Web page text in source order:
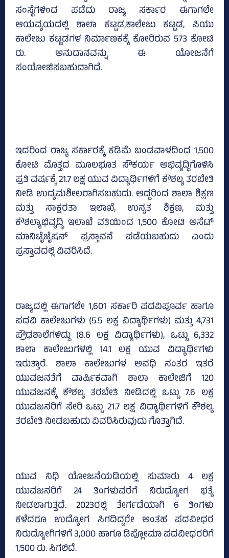
ಸಂಸ್ಥೆಗಳಿಂದ ಪಡೆದು ರಾಜ್ಯ ಸರ್ಕಾರ ಈಗಾಗಲೇ
ಆಯವ್ಯಯದಲ್ಲಿ ಶಾಲಾ ಕಟ್ಟಡ,ಕಾಲೇಜು ಕಟ್ಟಡ, ಪಿಯು
ಕಾಲೇಜು ಕಟ್ಟಡಗಳ ನಿರ್ಮಾಣಕಕ್ಕೆ ಕೋರಿರುವ 573 ಕೋಟಿ
ರು. ಅನುದಾನವನ್ನು ಈ ಯೋಜನೆಗೆ
ಸಂಯೋಜಿಸಬಹುದಾಗಿದೆ.
ಇದರಿಂದ ರಾಜ್ಯ ಸರ್ಕಾರಕ್ಕೆ ಕಡಿಮೆ ಬಂಡವಾಳದಿಂದ 1,500
ಕೋಟಿ ಮೊತ್ತದ ಮೂಲಭೂತ ಸೌಕರ್ಯ ಅಭಿವೃದ್ಧಿಗೊಳಿಸಿ
ಪ್ರತಿ ವರ್ಷಕ್ಕೆ 21.7 ಲಕ್ಷ ಯುವ ವಿದ್ಯಾರ್ಥಿಗಳಿಗೆ ಕೌಶಲ್ಯ ತರಬೇತಿ
ನೀಡಿ ಉದ್ಯಮಶೀಲರಾಗಿಸಬಹುದು. ಆದ್ದರಿಂದ ಶಾಲಾ ಶಿಕ್ಷಣ
ಮತ್ತು ಸಾಕ್ಷರತಾ ಇಲಾಖೆ, ಉನ್ನತ ಶಿಕ್ಷಣ, ಮತ್ತು
ಕೌಶಲ್ಯಾಭಿವೃದ್ಧಿ ಇಲಾಖೆ ವತಿಯಿಂದ 1,500 ಕೋಟಿ ಅಸೆಟ್‌
ಮಾನಿಟೈಜೈಷನ್‌ ಪ್ರಸ್ತಾವನೆ ಪಡೆಯಬಹುದು ಎಂದು
ಪ್ರಸ್ತಾವದಲ್ಲಿ ವಿವರಿಸಿದೆ.
ರಾಜ್ಯದಲ್ಲಿ ಈಗಾಗಲೇ 1,601 ಸರ್ಕಾರಿ ಪದವಿಪೂರ್ವ ಹಾಗೂ
ಪದವಿ ಕಾಲೇಜುಗಳು (5.5 ಲಕ್ಷ ವಿದ್ಯಾರ್ಥಿಗಳು) ಮತ್ತು 4,731
ಪ್ರೌಢಶಾಲೆಗಳಿದ್ದು (8.6 ಲಕ್ಷ ವಿದ್ಯಾರ್ಥಿಗಳು), ಒಟ್ಟು 6,332
ಶಾಲಾ ಕಾಲೇಜುಗಳಲ್ಲಿ 14.1 ಲಕ್ಷ ಯುವ ವಿದ್ಯಾರ್ಥಿಗಳು
ಇರುತ್ತಾರೆ. ಶಾಲಾ ಕಾಲೇಜುಗಳ ಅವಧಿ ನಂತರ ಇತರೆ
ಯುವಜನತೆಗೆ ವಾರ್ಷಿಕವಾಗಿ ಶಾಲಾ ಕಾಲೇಜಿಗೆ 120
ಯುವಜನಕ್ಕೆ ಕೌಶಲ್ಯ ತರಬೇತಿ ನೀಡಿದಲ್ಲಿ ಒಟ್ಟು 7.6 ಲಕ್ಷ
ಯುವಜನರಿಗೆ ಸೇರಿ ಒಟ್ಟು 21.7 ಲಕ್ಷ ವಿದ್ಯಾರ್ಥಿಗಳಿಗೆ ಕೌಶಲ್ಯ
ತರಬೇತಿ ನೀಡಬಹುದು ವಿವರಿಸಿರುವುದು ಗೊತ್ತಾಗಿದೆ.
ಯುವ ನಿಧಿ ಯೋಜನೆಯಡಿಯಲ್ಲಿ ಸುಮಾರು 4 ಲಕ್ಷ
ಯುವಜನರಿಗೆ 24 ತಿಂಗಳುವರೆಗೆ ನಿರುದ್ಯೋಗ ಭತ್ಯೆ
ನೀಡಲಾಗುತ್ತದೆ. 2023ರಲ್ಲಿ ತೇರ್ಗಡೆಯಾಗಿ 6 ತಿಂಗಳು
ಕಳೆದರೂ ಉದ್ಯೋಗ ಸಿಗದಿದ್ದರೇ ಅಂತಹ ಪದವೀಧರ
ನಿರುದ್ಯೋಗಿಗಳಿಗೆ 3,000 ಹಾಗೂ ಡಿಪ್ಲೋಮಾ ಪದವೀಧರರಿಗೆ
1,500 ರು. ಸಿಗಲಿದೆ.